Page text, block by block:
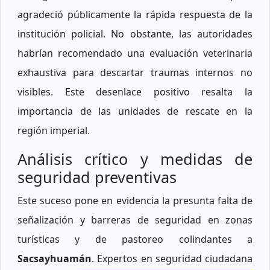
agradeció públicamente la rápida respuesta de la
institución policial. No obstante, las autoridades
habrían recomendado una evaluación veterinaria
exhaustiva para descartar traumas internos no
visibles. Este desenlace positivo resalta la
importancia de las unidades de rescate en la
región imperial.
Análisis crítico y medidas de
seguridad preventivas
Este suceso pone en evidencia la presunta falta de
señalización y barreras de seguridad en zonas
turísticas y de pastoreo colindantes a
Sacsayhuamán. Expertos en seguridad ciudadana